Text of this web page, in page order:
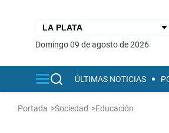
domingo 09 de agosto de 2026
ÚLTIMAS NOTICIAS
Portada >Sociedad >Educación